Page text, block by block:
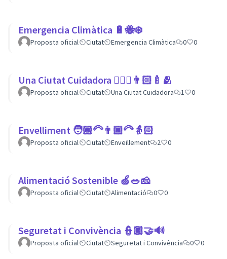
Emergencia Climàtica 🔋🐝❄️
Proposta oficial Ciutat Emergencia Climàtica 0 0
Una Ciutat Cuidadora 💆🏾‍♀️👨🏻‍🍼🫂
Proposta oficial Ciutat Una Ciutat Cuidadora 1 0
Envelliment 🧑🏽‍🦳👨🏿‍🦳👵🏻
Proposta oficial Ciutat Enveillement 2 0
Alimentació Sostenible 🍏🥗🧀
Proposta oficial Ciutat Alimentació 0 0
Seguretat i Convivència 👮🏿🤝🔊
Proposta oficial Ciutat Seguretat i Convivència 0 0